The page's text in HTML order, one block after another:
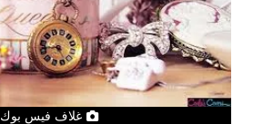
غلاف فيس بوك